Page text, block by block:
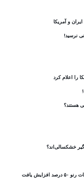
و آمریکا
را اعلام کرد
خشکسالی‌اند؟
یافت